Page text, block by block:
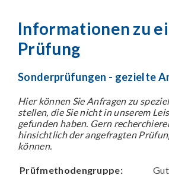
Informationen zu
Prüfung
Sonderprüfungen - gezielte
Hier können Sie Anfragen zu
stellen, die Sie nicht in unserem
gefunden haben. Gern
hinsichtlich der angefragten
können.
Prüfmethodengruppe: